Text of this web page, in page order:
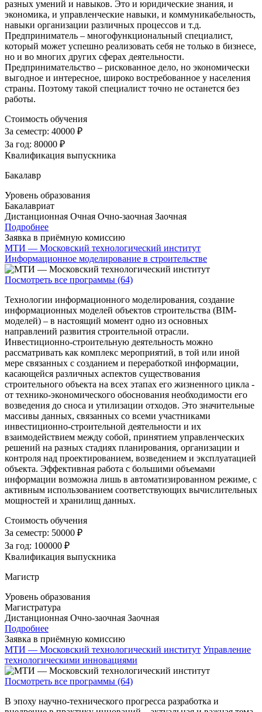
разных умений и навыков. Это и юридические знания, и
экономика, и управленческие навыки, и коммуникабельность,
навыки организации различных процессов и т.д.
Предприниматель – многофункциональный специалист,
который может успешно реализовать себя не только в бизнесе,
но и во многих других сферах деятельности.
Предпринимательство – рискованное дело, но экономически
выгодное и интересное, широко востребованное у населения
страны. Поэтому такой специалист точно не останется без
работы.
Стоимость обучения
За семестр: 40000 ₽
За год: 80000 ₽
Квалификация выпускника
Бакалавр
Уровень образования
Бакалавриат
Дистанционная Очная Очно-заочная Заочная
Подробнее
Заявка в приёмную комиссию
МТИ — Московский технологический институт
Информационное моделирование в строительстве
Посмотреть все программы (64)
Технологии информационного моделирования, создание
информационных моделей объектов строительства (BIM-
моделей) – в настоящий момент одно из основных
направлений развития строительной отрасли.
Инвестиционно-строительную деятельность можно
рассматривать как комплекс мероприятий, в той или иной
мере связанных с созданием и переработкой информации,
касающейся различных аспектов существования
строительного объекта на всех этапах его жизненного цикла -
от технико-экономического обоснования необходимости его
возведения до сноса и утилизации отходов. Это значительные
массивы данных, связанных со всеми участниками
инвестиционно-строительной деятельности и их
взаимодействием между собой, принятием управленческих
решений на разных стадиях планирования, организации и
контроля над проектированием, возведением и эксплуатацией
объекта. Эффективная работа с большими объемами
информации возможна лишь в автоматизированном режиме, с
активным использованием соответствующих вычислительных
мощностей и хранилищ данных.
Стоимость обучения
За семестр: 50000 ₽
За год: 100000 ₽
Квалификация выпускника
Магистр
Уровень образования
Магистратура
Дистанционная Очно-заочная Заочная
Подробнее
Заявка в приёмную комиссию
МТИ — Московский технологический институт Управление
технологическими инновациями
Посмотреть все программы (64)
В эпоху научно-технического прогресса разработка и